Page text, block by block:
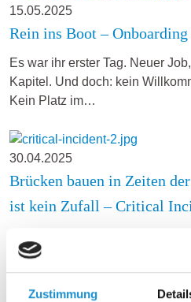
Zustimmung
15.05.2025
Rein ins Boot –
Es war ihr erster Tag. Neuer
Kapitel. Und doch: kein
Kein Platz im…
30.04.2025
Brücken bauen in Zeiten
ist kein Zufall – Critical
keine einfachen Antworten –
Entscheidungen. Der erste…